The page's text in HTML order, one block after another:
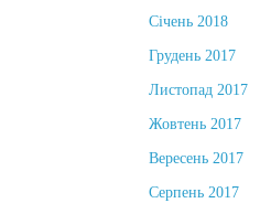
Січень 2018
Грудень 2017
Листопад 2017
Жовтень 2017
Вересень 2017
Серпень 2017